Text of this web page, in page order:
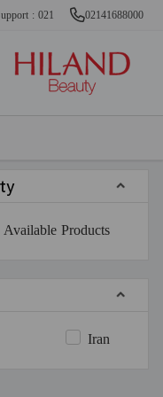
: 021 02141688000
Available Products
Iran